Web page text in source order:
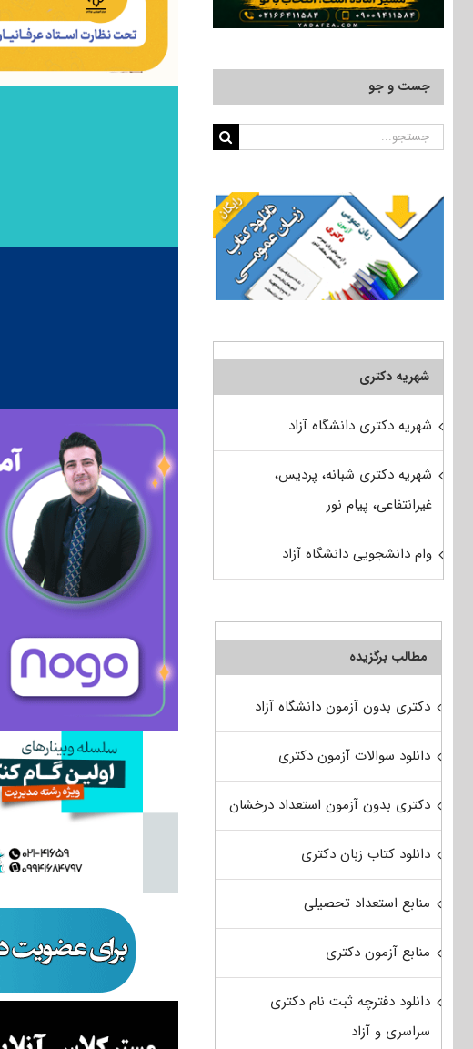
جست و جو
جستجو
شهریه دکتری
شهریه دکتری دانشگاه آزاد
شهریه دکتری شبانه، پردیس،
غیرانتفاعی، پیام نور
وام دانشجویی دانشگاه آزاد
مطالب برگزیده
دکتری بدون آزمون دانشگاه آزاد
دانلود سوالات آزمون دکتری
دکتری بدون آزمون استعداد درخشان
دانلود کتاب زبان دکتری
منابع استعداد تحصیلی
منابع آزمون دکتری
دانلود دفترچه ثبت نام دکتری
سراسری و آزاد